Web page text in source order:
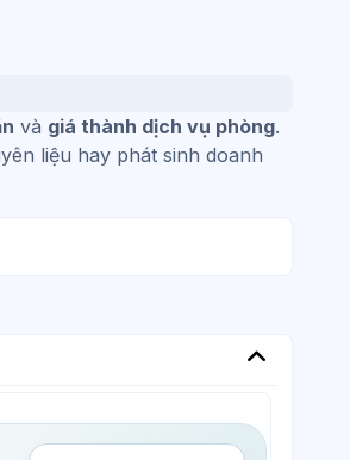
và giá thành dịch vụ phòng.
liệu hay phát sinh doanh